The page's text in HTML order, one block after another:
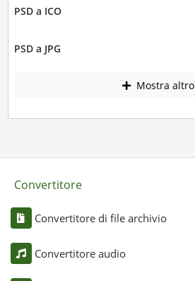
PSD a ICO
PSD a JPG
Mostra altro
Convertitore
Convertitore di file archivio
Convertitore audio